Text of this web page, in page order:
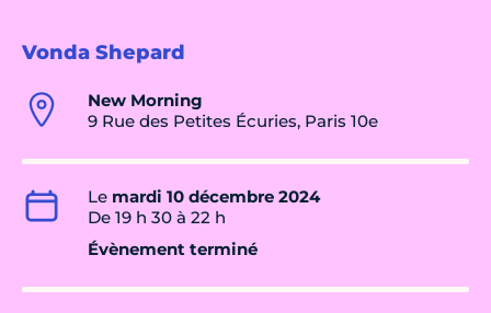
Vonda Shepard
New Morning
9 Rue des Petites Écuries, Paris 10e
Le mardi 10 décembre 2024
De 19 h 30 à 22 h
Évènement terminé